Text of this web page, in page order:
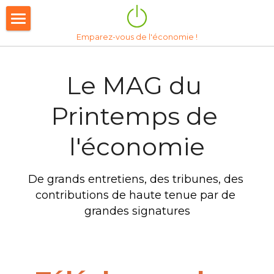
Emparez-vous de l'économie !
Nous soutenir
Behind the scene
Tribunes
12è Edition 2024
Notre vocation
Le MAG du
Printemps de
l'économie
De grands entretiens, des tribunes, des
contributions de haute tenue par de
grandes signatures
LES CATÉGORIES DE LA BOUTIQUE